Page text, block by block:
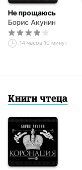
Не прощаюсь
Борис Акунин
14 часов 10 минут
Книги чтеца